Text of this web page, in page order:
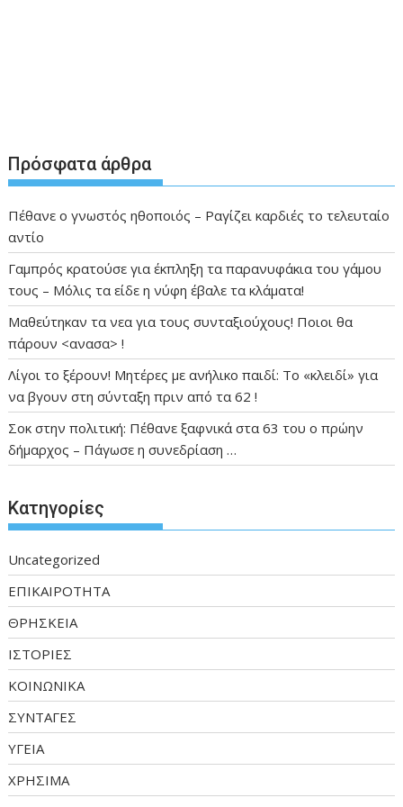
Πρόσφατα άρθρα
Πέθανε ο γνωστός ηθοποιός – Ραγίζει καρδιές το τελευταίο
αντίο
Γαμπρός κρατούσε για έκπληξη τα παρανυφάκια του γάμου
τους – Μόλις τα είδε η νύφη έβαλε τα κλάματα!
Μαθεύτηκαν τα νεα για τους συνταξιούχους! Ποιοι θα
πάρουν <ανασα> !
Λίγοι το ξέρουν! Μητέρες με ανήλικο παιδί: Το «κλειδί» για
να βγουν στη σύνταξη πριν από τα 62 !
Σοκ στην πολιτική: Πέθανε ξαφνικά στα 63 του ο πρώην
δήμαρχος – Πάγωσε η συνεδρίαση …
Kατηγορίες
Uncategorized
ΕΠΙΚΑΙΡΟΤΗΤΑ
ΘΡΗΣΚΕΙΑ
ΙΣΤΟΡΙΕΣ
ΚΟΙΝΩΝΙΚΑ
ΣΥΝΤΑΓΕΣ
ΥΓΕΙΑ
ΧΡΗΣΙΜΑ